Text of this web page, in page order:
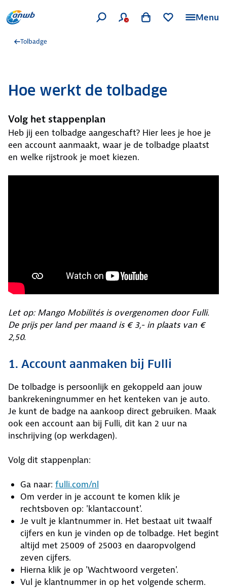
Menu
Tolbadge
Hoe werkt de tolbadge
Volg het stappenplan
Heb jij een tolbadge aangeschaft? Hier lees je hoe je
een account aanmaakt, waar je de tolbadge plaatst
en welke rijstrook je moet kiezen.
Let op: Mango Mobilités is overgenomen door Fulli.
De prijs per land per maand is € 3,- in plaats van €
2,50.
1. Account aanmaken bij Fulli
De tolbadge is persoonlijk en gekoppeld aan jouw
bankrekeningnummer en het kenteken van je auto.
Je kunt de badge na aankoop direct gebruiken. Maak
ook een account aan bij Fulli, dit kan 2 uur na
inschrijving (op werkdagen).
Volg dit stappenplan:
Ga naar: fulli.com/nl
Om verder in je account te komen klik je
rechtsboven op: 'klantaccount'.
Je vult je klantnummer in. Het bestaat uit twaalf
cijfers en kun je vinden op de tolbadge. Het begint
altijd met 25009 of 25003 en daaropvolgend
zeven cijfers.
Hierna klik je op 'Wachtwoord vergeten'.
Vul je klantnummer in op het volgende scherm.